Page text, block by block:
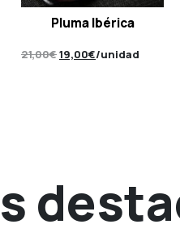
Pluma Ibérica
21,00€El
19,00€El
/unidad